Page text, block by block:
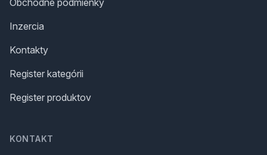
Obchodné podmienky
Inzercia
Kontakty
Register kategórii
Register produktov
KONTAKT